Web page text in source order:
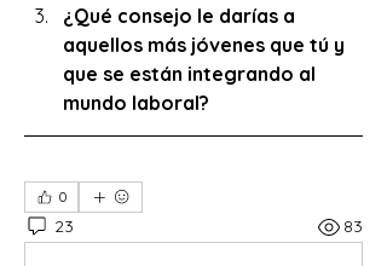
¿Qué consejo le darías a
aquellos más jóvenes que tú y
que se están integrando al
mundo laboral?
0
23 83